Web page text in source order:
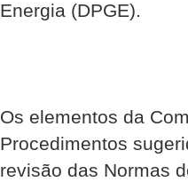
Energia (DPGE).
Os elementos da
Procedimentos
revisão das Normas